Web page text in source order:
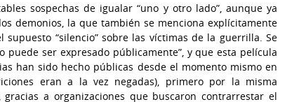
sospechas de igualar “uno y otro lado”, aunque ya
demonios, la que también se menciona explícitamente
“silencio” sobre las víctimas de la guerrilla. Se
ser expresado públicamente”, y que esta película
han sido hecho públicas desde el momento mismo en
eran a la vez negadas), primero por la misma
a organizaciones que buscaron contrarrestar el